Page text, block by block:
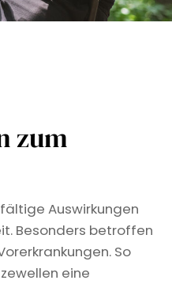
zum
Auswirkungen
Besonders betroffen
So
eine